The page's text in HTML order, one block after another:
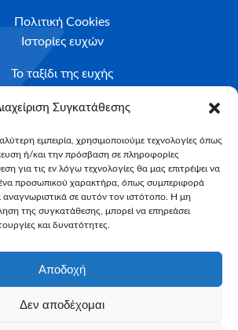
Συγκατάθεσης
εμπειρία, χρησιμοποιούμε τεχνολογίες όπως
ή/και την πρόσβαση σε πληροφορίες
για τις εν λόγω τεχνολογίες θα μας επιτρέψει να
προσωπικού χαρακτήρα, όπως συμπεριφορά
αναγνωριστικά σε αυτόν τον ιστότοπο. Η μη
της συγκατάθεσης, μπορεί να επηρεάσει
και δυνατότητες.
Αποδοχή
Δεν αποδέχομαι
Πολιτική Cookies
Ιστορίες ευχών
Το ταξίδι της ευχής
Καταλληλότητας
Υποβολή Αιτήματος
NEWSLETTER